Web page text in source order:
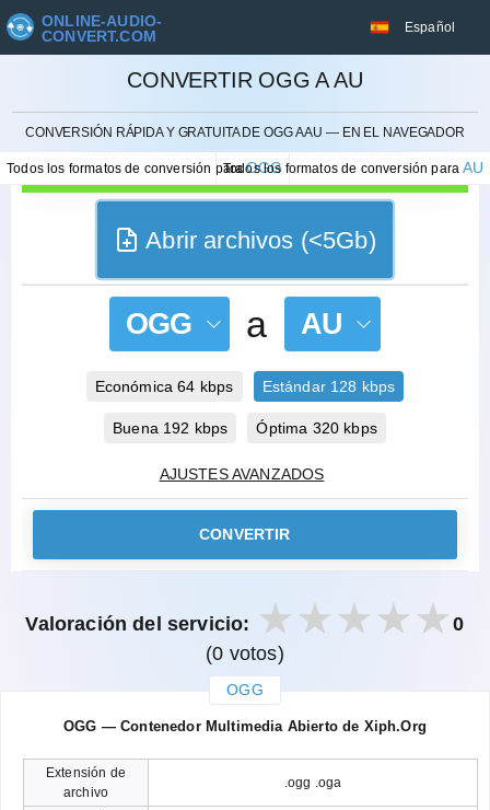
ONLINE-AUDIO-
CONVERT.COM
Español
CONVERTIR OGG A AU
CONVERSIÓN RÁPIDA Y GRATUITA DE OGG A AU — EN EL NAVEGADOR
Todos los formatos de conversión paraOGG
Todos los formatos de conversión paraAU
CANCELAR
Abrir archivos (<5Gb)
OGG a AU
Económica 64 kbps Estándar 128 kbps
Buena 192 kbps Óptima 320 kbps
AJUSTES AVANZADOS
CONVERTIR
Valoración del servicio:
0
(0 votos)
OGG
OGG — Contenedor Multimedia Abierto de Xiph.Org
Extensión de
archivo
.ogg .oga